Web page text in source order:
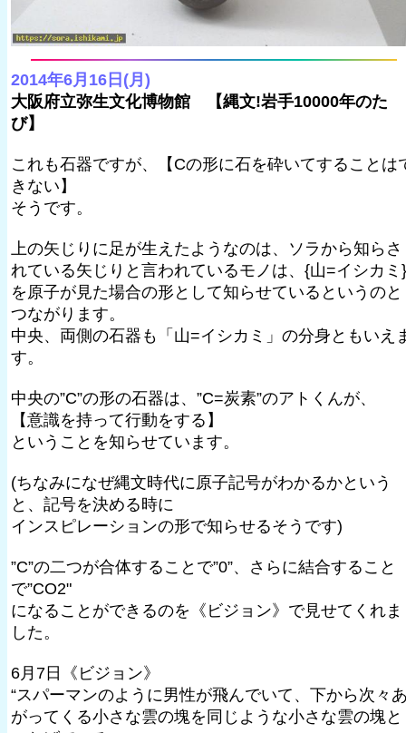
2014年6月16日(月)
大阪府立弥生文化博物館 【縄文!岩手10000年のた
び】
これも石器ですが、【Cの形に石を砕いてすることは
きない】
そうです。
上の矢じりに足が生えたようなのは、ソラから知らさ
れている矢じりと言われているモノは、{山=イシカミ}
を原子が見た場合の形として知らせているというのと
つながります。
中央、両側の石器も「山=イシカミ」の分身ともいえ
す。
中央の”C”の形の石器は、”C=炭素”のアトくんが、
【意識を持って行動をする】
ということを知らせています。
(ちなみになぜ縄文時代に原子記号がわかるかという
と、記号を決める時に
インスピレーションの形で知らせるそうです)
”C”の二つが合体することで”0”、さらに結合すること
で”CO2"
になることができるのを《ビジョン》で見せてくれま
した。
6月7日《ビジョン》
“スパーマンのように男性が飛んでいて、下から次々
がってくる小さな雲の塊を同じような小さな雲の塊と